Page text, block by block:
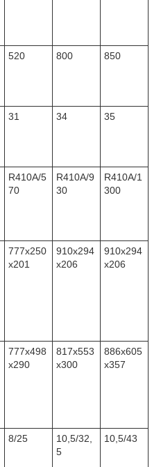
520 800 850
31 34 35
R410A/5
70
R410A/9
30
R410A/1
300
777х250
х201
910х294
х206
910х294
х206
777х498
х290
817х553
х300
886х605
х357
8/25
10,5/32,
5
10,5/43